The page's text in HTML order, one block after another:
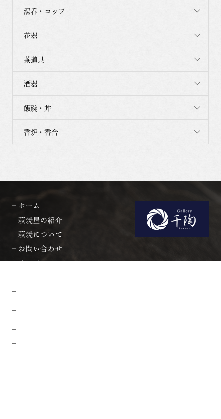
湯呑・コップ
花器
茶道具
酒器
飯碗・丼
香炉・香合
ホーム
萩焼屋の紹介
萩焼について
お問い合わせ
メンバー